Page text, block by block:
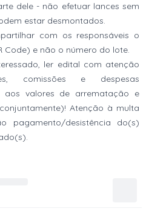
dele - não efetuar lances sem
estar desmontados.
com os responsáveis o
Code) e não o número do lote.
ler edital com atenção
comissões e despesas
aos valores de arrematação e
Atenção à multa
pagamento/desistência do(s)